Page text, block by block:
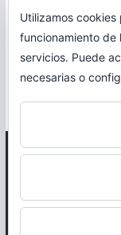
Utilizamos
funcionamiento de
servicios. Puede
necesarias o